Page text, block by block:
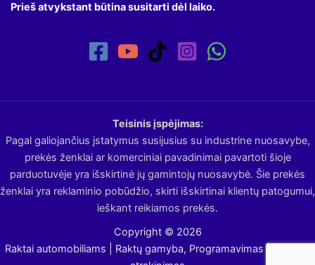
Prieš atvykstant būtina susitarti dėl laiko.
Teisinis įspėjimas:
Pagal galiojančius įstatymus susijusius su industrine nuosavybe,
prekės ženklai ar komerciniai pavadinimai pavartoti šioje
parduotuvėje yra išskirtinė jų gamintojų nuosavybė. Šie prekės
ženklai yra reklaminio pobūdžio, skirti išskirtinai klientų patogumui,
ieškant reikiamos prekės.
Copyright © 2026
Raktai automobiliams | Raktų gamyba, Programavimas | Avarinis